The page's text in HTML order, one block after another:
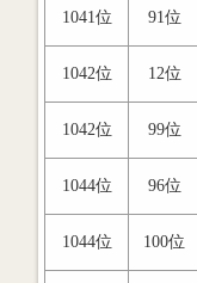
1041位 91位
1042位 12位
1042位 99位
1044位 96位
1044位 100位